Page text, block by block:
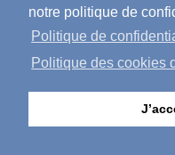
notre politique de
Politique de
Politique des cookies
mailMagazine Activé